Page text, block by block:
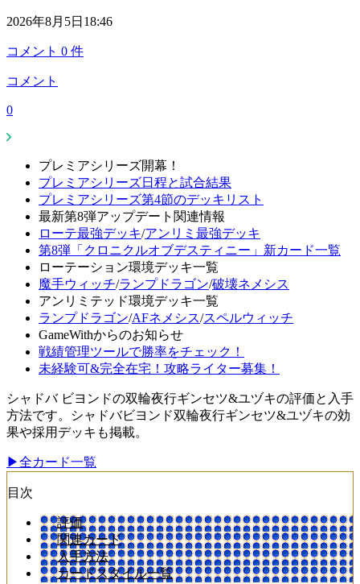
2026年8月5日18:46
コメント 0 件
コメント
0
プレミアシリーズ開幕！
プレミアシリーズ日程と試合結果
プレミアシリーズ第4節のデッキリスト
最新第8弾アップデート関連情報
ローテ最強デッキ/アンリミ最強デッキ
第8弾「クロニクルオブデスティニー」新カード一覧
ローテーション環境デッキ一覧
魔手ウィッチ/ランプドラゴン/破壊ネメシス
アンリミテッド環境デッキ一覧
ランプドラゴン/AFネメシス/スペルウィッチ
GameWithからのお知らせ
戦績管理ツールで勝率をチェック！
未経験可&完全在宅！攻略ライター募集！
シャドバ ビヨンドの双輪夜行ギンセツ&ユヅキの評価と入手
方法です。シャドバビヨンド双輪夜行ギンセツ&ユヅキの効
果や採用デッキも掲載。
▶全カード一覧
目次
評価
関連カード
入手方法
カードスタイル一覧